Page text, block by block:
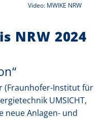
Video: MWIKE NRW
NRW 2024
(Fraunhofer-Institut für
UMSICHT,
neue Anlagen- und